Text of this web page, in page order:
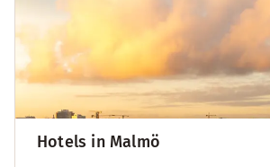
Hotels in Malmö